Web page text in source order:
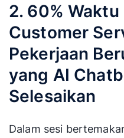
2. 60%
Customer
Pekerjaan
yang AI
Selesaikan
Dalam sesi